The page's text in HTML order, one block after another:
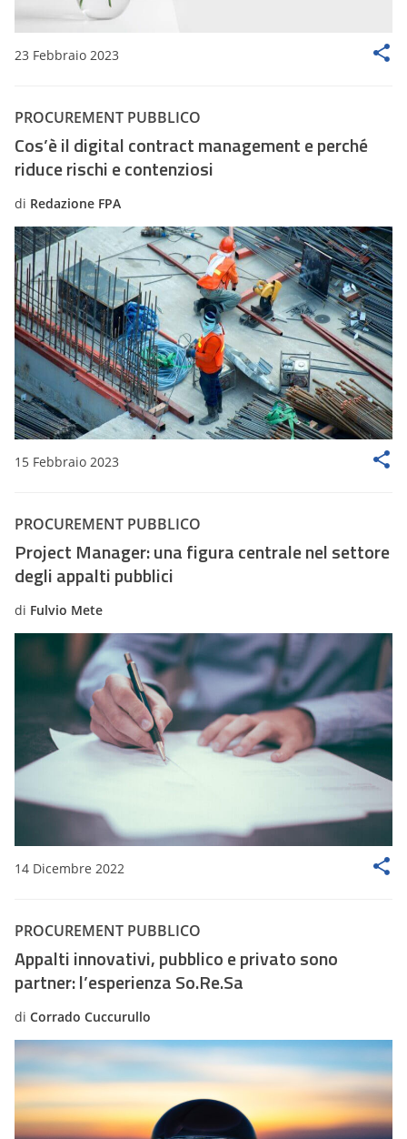
23 Febbraio 2023
PROCUREMENT PUBBLICO
Cos’è il digital contract management e perché
riduce rischi e contenziosi
di Redazione FPA
15 Febbraio 2023
PROCUREMENT PUBBLICO
Project Manager: una figura centrale nel settore
degli appalti pubblici
di Fulvio Mete
14 Dicembre 2022
PROCUREMENT PUBBLICO
Appalti innovativi, pubblico e privato sono
partner: l’esperienza So.Re.Sa
di Corrado Cuccurullo